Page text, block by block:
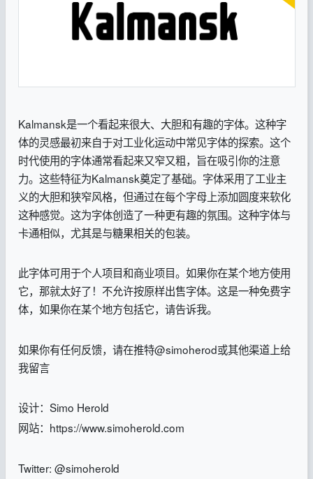
Kalmansk是一个看起来很大、大胆和有趣的字体。这种字
体的灵感最初来自于对工业化运动中常见字体的探索。这个
时代使用的字体通常看起来又窄又粗，旨在吸引你的注意
力。这些特征为Kalmansk奠定了基础。字体采用了工业主
义的大胆和狭窄风格，但通过在每个字母上添加圆度来软化
这种感觉。这为字体创造了一种更有趣的氛围。这种字体与
卡通相似，尤其是与糖果相关的包装。
此字体可用于个人项目和商业项目。如果你在某个地方使用
它，那就太好了！不允许按原样出售字体。这是一种免费字
体，如果你在某个地方包括它，请告诉我。
如果你有任何反馈，请在推特@simoherod或其他渠道上给
我留言
设计：Simo Herold
网站：https://www.simoherold.com
Twitter: @simoherold